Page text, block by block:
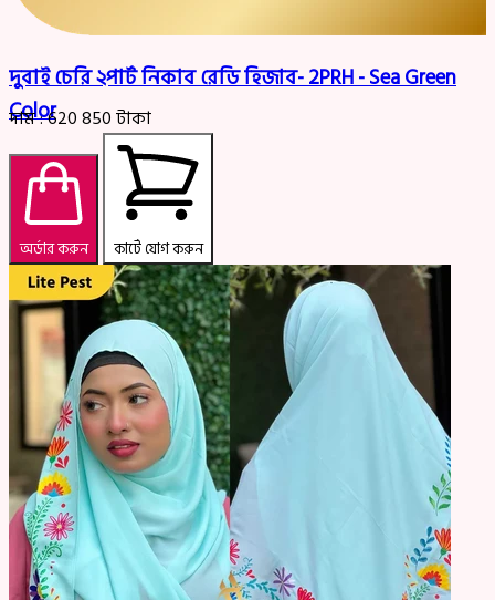
দুবাই চেরি ২পার্ট নিকাব রেডি হিজাব- 2PRH - Sea Green
Color
দাম :620850টাকা
অর্ডার করুন কার্টে যোগ করুন